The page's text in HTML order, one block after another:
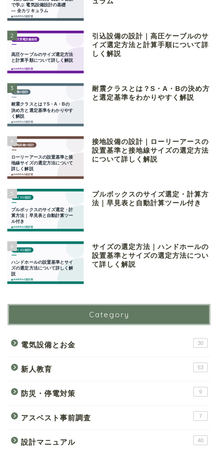
2
引込設備の設計｜高圧ケーブルのサ
イズ選定方法と計算手順について詳
しく解説
3
耐震クラスとは？S・A・Bの決め方
と選定基準をわかりやすく解説
4
接地設備の設計｜ローリーアースの
設置基準と接地線サイズの選定方法
について詳しく解説
5
プルボックスのサイズ選定・計算方
法｜早見表と自動計算ツール付き
6
サイズの選定方法｜ハンドホールの
設置基準とサイズの選定方法につい
て詳しく解説
Category
電気設備とお金 30
新人教育 53
防災・停電対策 9
アスベスト事前調査 7
設計マニュアル 40